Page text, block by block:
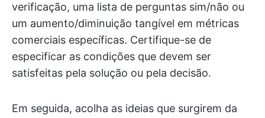
verificação, uma lista de perguntas sim/não ou
um aumento/diminuição tangível em métricas
comerciais específicas. Certifique-se de
especificar as condições que devem ser
satisfeitas pela solução ou pela decisão.
Em seguida, acolha as ideias que surgirem da